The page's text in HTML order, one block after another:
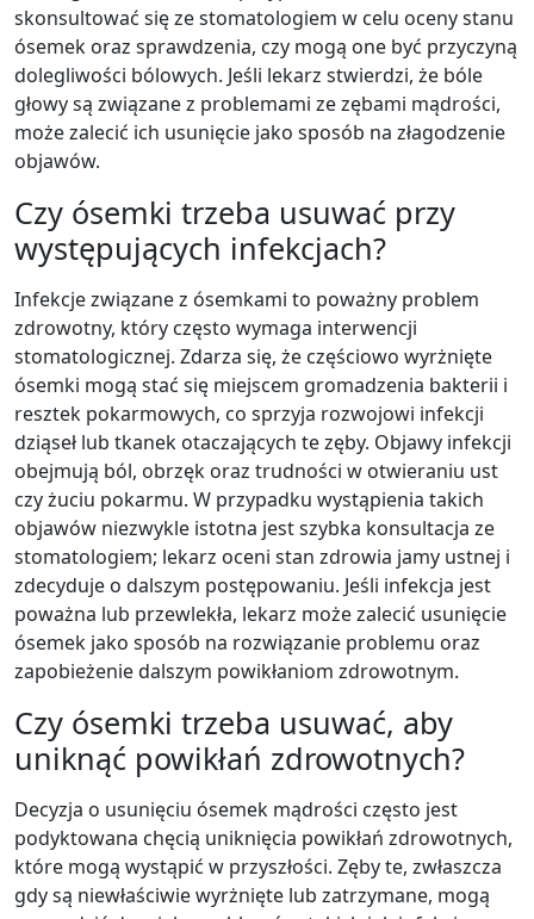
skonsultować się ze stomatologiem w celu oceny stanu
ósemek oraz sprawdzenia, czy mogą one być przyczyną
dolegliwości bólowych. Jeśli lekarz stwierdzi, że bóle
głowy są związane z problemami ze zębami mądrości,
może zalecić ich usunięcie jako sposób na złagodzenie
objawów.
Czy ósemki trzeba usuwać przy
występujących infekcjach?
Infekcje związane z ósemkami to poważny problem
zdrowotny, który często wymaga interwencji
stomatologicznej. Zdarza się, że częściowo wyrżnięte
ósemki mogą stać się miejscem gromadzenia bakterii i
resztek pokarmowych, co sprzyja rozwojowi infekcji
dziąseł lub tkanek otaczających te zęby. Objawy infekcji
obejmują ból, obrzęk oraz trudności w otwieraniu ust
czy żuciu pokarmu. W przypadku wystąpienia takich
objawów niezwykle istotna jest szybka konsultacja ze
stomatologiem; lekarz oceni stan zdrowia jamy ustnej i
zdecyduje o dalszym postępowaniu. Jeśli infekcja jest
poważna lub przewlekła, lekarz może zalecić usunięcie
ósemek jako sposób na rozwiązanie problemu oraz
zapobieżenie dalszym powikłaniom zdrowotnym.
Czy ósemki trzeba usuwać, aby
uniknąć powikłań zdrowotnych?
Decyzja o usunięciu ósemek mądrości często jest
podyktowana chęcią uniknięcia powikłań zdrowotnych,
które mogą wystąpić w przyszłości. Zęby te, zwłaszcza
gdy są niewłaściwie wyrżnięte lub zatrzymane, mogą